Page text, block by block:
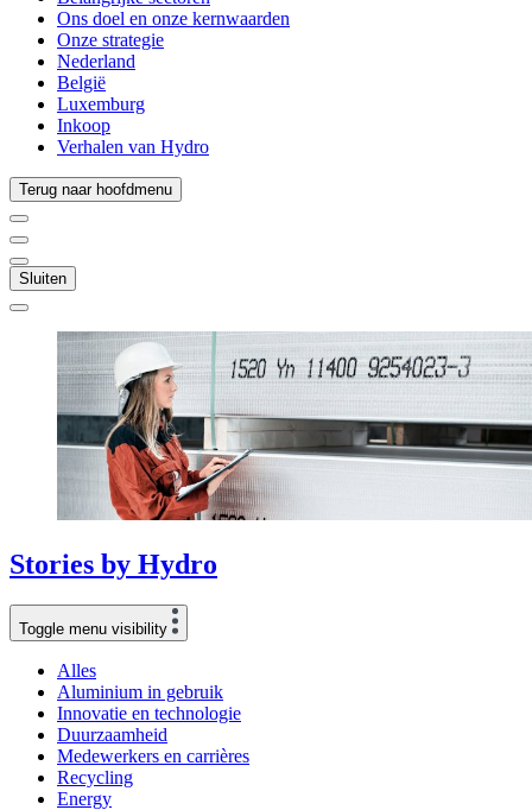
Ons doel en onze kernwaarden
Onze strategie
Nederland
België
Luxemburg
Inkoop
Verhalen van Hydro
Terug naar hoofdmenu
Sluiten
Stories by Hydro
Toggle menu visibility
Alles
Aluminium in gebruik
Innovatie en technologie
Duurzaamheid
Medewerkers en carrières
Recycling
Energy